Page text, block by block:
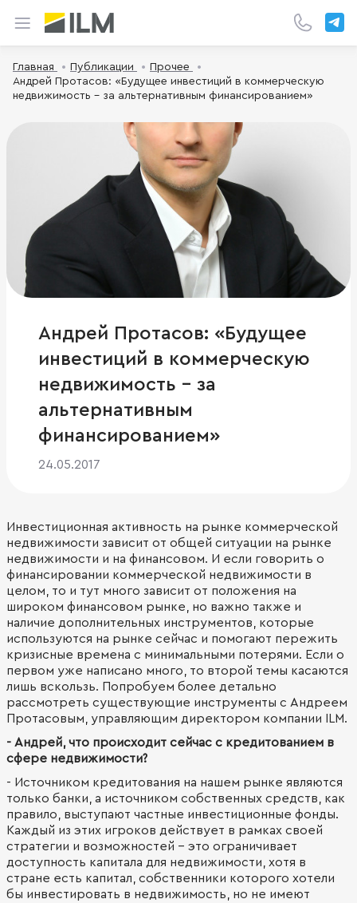
Главная Публикации
Прочее
Андрей Протасов: «Будущее инвестиций в коммерческую
недвижимость – за альтернативным финансированием»
Андрей Протасов: «Будущее
инвестиций в коммерческую
недвижимость – за
альтернативным
финансированием»
24.05.2017
Инвестиционная активность на рынке коммерческой
недвижимости зависит от общей ситуации на рынке
недвижимости и на финансовом. И если говорить о
финансировании коммерческой недвижимости в
целом, то и тут много зависит от положения на
широком финансовом рынке, но важно также и
наличие дополнительных инструментов, которые
используются на рынке сейчас и помогают пережить
кризисные времена с минимальными потерями. Если о
первом уже написано много, то второй темы касаются
лишь вскользь. Попробуем более детально
рассмотреть существующие инструменты с Андреем
Протасовым, управляющим директором компании ILM.
- Андрей, что происходит сейчас с кредитованием в
сфере недвижимости?
- Источником кредитования на нашем рынке являются
только банки, а источником собственных средств, как
правило, выступают частные инвестиционные фонды.
Каждый из этих игроков действует в рамках своей
стратегии и возможностей - это ограничивает
доступность капитала для недвижимости, хотя в
стране есть капитал, собственники которого хотели
бы инвестировать в недвижимость, но не имеют